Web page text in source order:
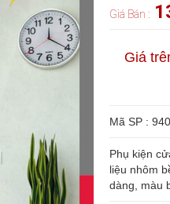
Giá Bán :
Giá
Mã SP :
Phụ kiện
liệu nhôm
dàng, màu